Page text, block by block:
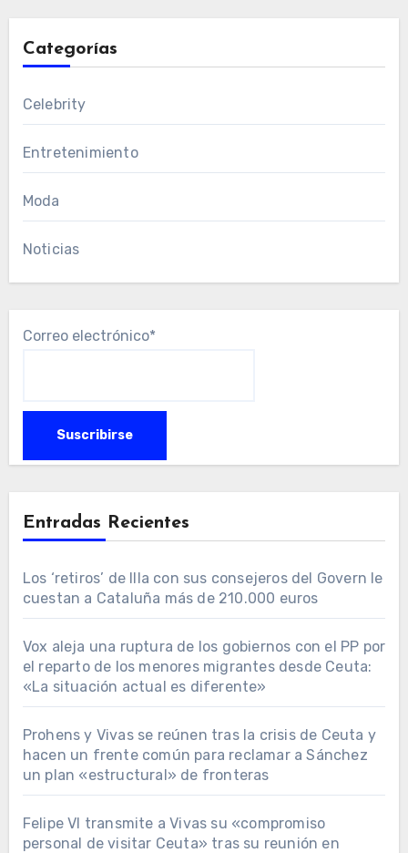
Categorías
Celebrity
Entretenimiento
Moda
Noticias
Correo electrónico*
Entradas Recientes
Los ‘retiros’ de Illa con sus consejeros del Govern le
cuestan a Cataluña más de 210.000 euros
Vox aleja una ruptura de los gobiernos con el PP por
el reparto de los menores migrantes desde Ceuta:
«La situación actual es diferente»
Prohens y Vivas se reúnen tras la crisis de Ceuta y
hacen un frente común para reclamar a Sánchez
un plan «estructural» de fronteras
Felipe VI transmite a Vivas su «compromiso
personal de visitar Ceuta» tras su reunión en